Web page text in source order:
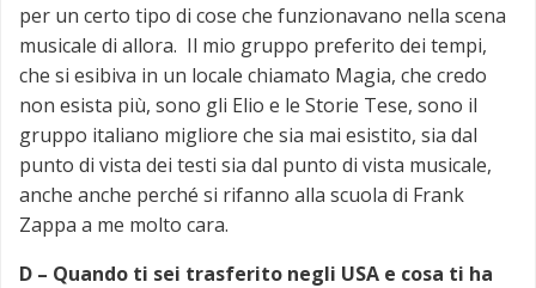
per un certo tipo di cose che funzionavano nella scena
musicale di allora. Il mio gruppo preferito dei tempi,
che si esibiva in un locale chiamato Magia, che credo
non esista più, sono gli Elio e le Storie Tese, sono il
gruppo italiano migliore che sia mai esistito, sia dal
punto di vista dei testi sia dal punto di vista musicale,
anche anche perché si rifanno alla scuola di Frank
Zappa a me molto cara.
D – Quando ti sei trasferito negli USA e cosa ti ha